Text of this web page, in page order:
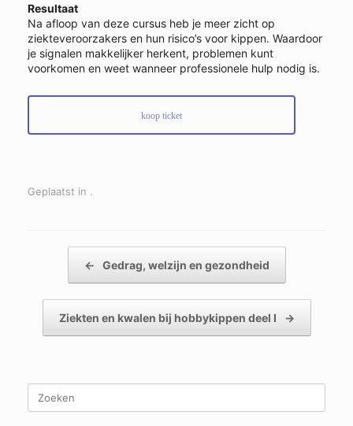
Resultaat
Na afloop van deze cursus heb je meer zicht op
ziekteveroorzakers en hun risico’s voor kippen. Waardoor
je signalen makkelijker herkent, problemen kunt
voorkomen en weet wanneer professionele hulp nodig is.
koop ticket
Geplaatst in .
Bericht navigatie
← Gedrag, welzijn en gezondheid
Ziekten en kwalen bij hobbykippen deel I →
naar: